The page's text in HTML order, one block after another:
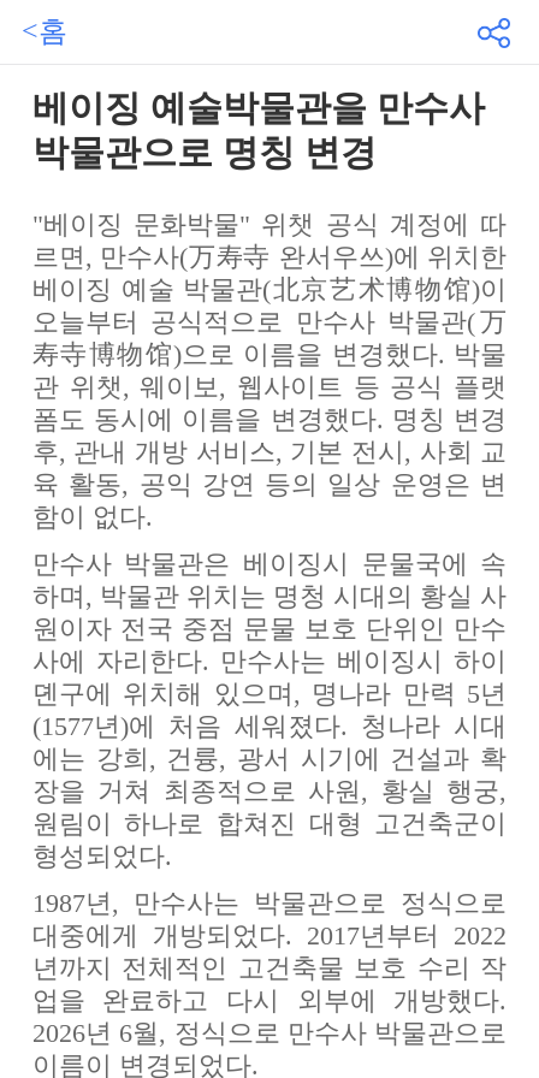
<홈
베이징 예술박물관을 만수사
박물관으로 명칭 변경
"베이징 문화박물" 위챗 공식 계정에 따
르면, 만수사(万寿寺 완서우쓰)에 위치한
베이징 예술 박물관(北京艺术博物馆)이
오늘부터 공식적으로 만수사 박물관(万
寿寺博物馆)으로 이름을 변경했다. 박물
관 위챗, 웨이보, 웹사이트 등 공식 플랫
폼도 동시에 이름을 변경했다. 명칭 변경
후, 관내 개방 서비스, 기본 전시, 사회 교
육 활동, 공익 강연 등의 일상 운영은 변
함이 없다.
만수사 박물관은 베이징시 문물국에 속
하며, 박물관 위치는 명청 시대의 황실 사
원이자 전국 중점 문물 보호 단위인 만수
사에 자리한다. 만수사는 베이징시 하이
뎬구에 위치해 있으며, 명나라 만력 5년
(1577년)에 처음 세워졌다. 청나라 시대
에는 강희, 건륭, 광서 시기에 건설과 확
장을 거쳐 최종적으로 사원, 황실 행궁,
원림이 하나로 합쳐진 대형 고건축군이
형성되었다.
1987년, 만수사는 박물관으로 정식으로
대중에게 개방되었다. 2017년부터 2022
년까지 전체적인 고건축물 보호 수리 작
업을 완료하고 다시 외부에 개방했다.
2026년 6월, 정식으로 만수사 박물관으로
이름이 변경되었다.